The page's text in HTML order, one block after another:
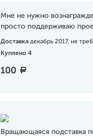
Мне не нужно
просто поддерживаю
Доставка декабрь 2017, не
Куплено 4
100 a
Вращающаяся подставка